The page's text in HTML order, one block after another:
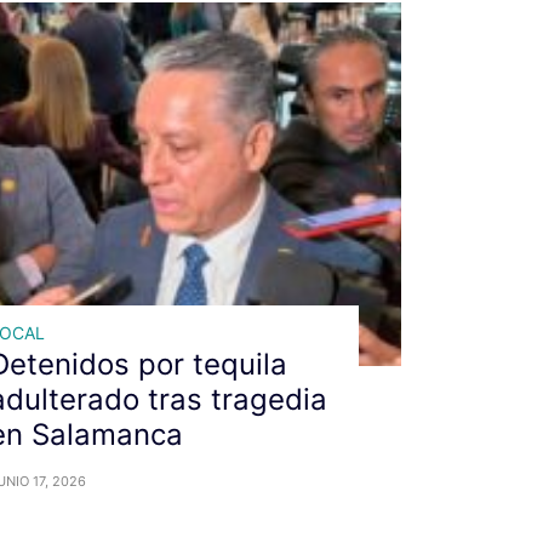
por tequila
tras tragedia
Salamanca
17, 2026